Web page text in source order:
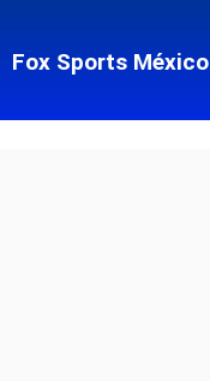
Fox Sports México